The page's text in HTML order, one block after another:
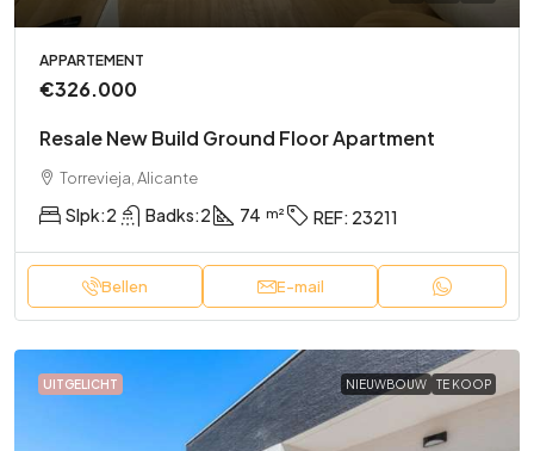
APPARTEMENT
€326.000
Resale New Build Ground Floor Apartment
Torrevieja, Alicante
Slpk:2 Badks:2 74 REF: 23211
Bellen E-mail
UITGELICHT NIEUWBOUW TE KOOP